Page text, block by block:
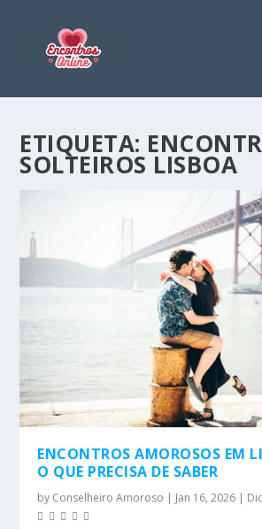
ETIQUETA:
SOLTEIROS LISBOA
ENCONTROS AMOROSOS EM
O QUE PRECISA DE SABER
by Conselheiro Amoroso | Jan 16, 2026 |